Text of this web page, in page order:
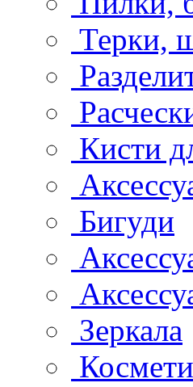
Терки,
Кисти
Бигуди
Зеркала